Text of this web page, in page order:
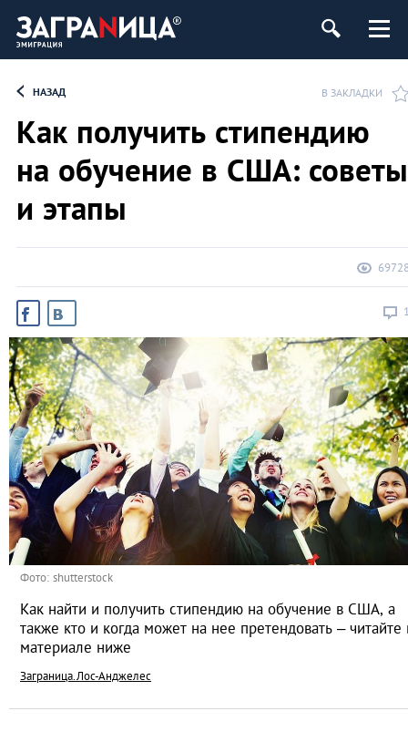
НАЗАД В ЗАКЛАДКИ
Как получить стипендию
на обучение в США: советы
и этапы
Фото: shutterstock
Как найти и получить стипендию на обучение в США, а
также кто и когда может на нее претендовать – читайте
материале ниже
Заграница.Лос-Анджелес